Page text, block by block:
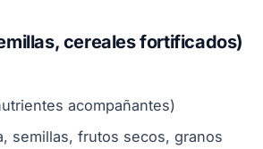
cereales fortificados)
acompañantes)
semillas, frutos secos, granos